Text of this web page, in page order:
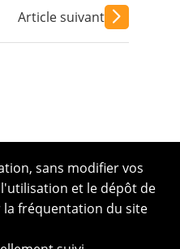
Article suivant
sans modifier vos
et le dépôt de
la fréquentation du site